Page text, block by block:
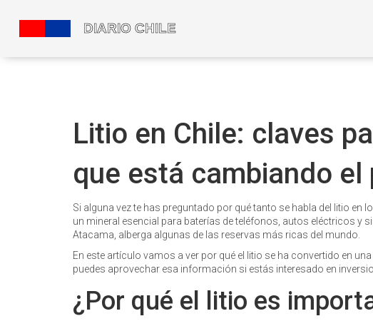
Litio en Chile: claves
que está cambiando el
Si alguna vez te has preguntado por qué tanto se habla del litio
un mineral esencial para baterías de teléfonos, autos eléctricos y
Atacama, alberga algunas de las reservas más ricas del mundo.
En este artículo vamos a ver por qué el litio se ha convertido en
puedes aprovechar esa información si estás interesado en
¿Por qué el litio es